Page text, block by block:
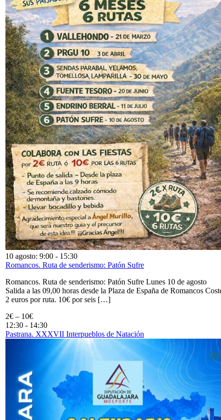
10 agosto: 9:00 - 15:30
Romancos. Ruta de senderismo: Patón Sufre
Romancos. Ruta de senderismo: Patón Sufre Lunes 10 de agosto
Salida a las 09,00 horas desde la Plaza de España de Romancos
2 euros por ruta. 10€ por seis […]
2€ – 10€
12:30 - 14:30
Pastrana. XXXVII Interpueblos de Natación